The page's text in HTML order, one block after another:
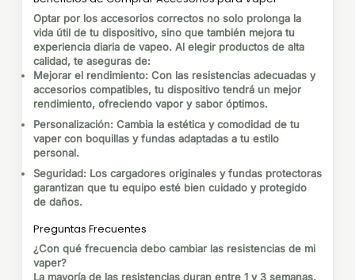
Optar por los accesorios correctos no solo prolonga la
vida útil de tu dispositivo, sino que también mejora tu
experiencia diaria de vapeo. Al elegir productos de alta
calidad, te aseguras de:
Mejorar el rendimiento: Con las resistencias adecuadas y
accesorios compatibles, tu dispositivo tendrá un mejor
rendimiento, ofreciendo vapor y sabor óptimos.
Personalización: Cambia la estética y comodidad de tu
vaper con boquillas y fundas adaptadas a tu estilo
personal.
Seguridad: Los cargadores originales y fundas protectoras
garantizan que tu equipo esté bien cuidado y protegido
de daños.
Preguntas Frecuentes
¿Con qué frecuencia debo cambiar las resistencias de mi
vaper?
La mayoría de las resistencias duran entre 1 y 3 semanas,